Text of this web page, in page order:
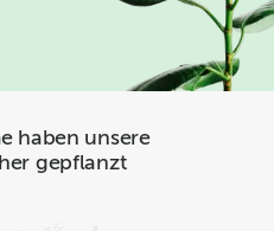
haben unsere
gepflanzt